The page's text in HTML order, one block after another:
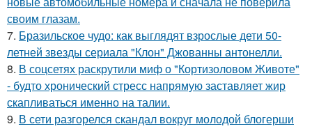
своим глазам.
7. Бразильское чудо: как выглядят взрослые дети 50-
летней звезды сериала "Клон" Джованны антонелли.
8. В соцсетях раскрутили миф о "Кортизоловом Животе"
- будто хронический стресс напрямую заставляет жир
скапливаться именно на талии.
9. В сети разгорелся скандал вокруг молодой блогерши